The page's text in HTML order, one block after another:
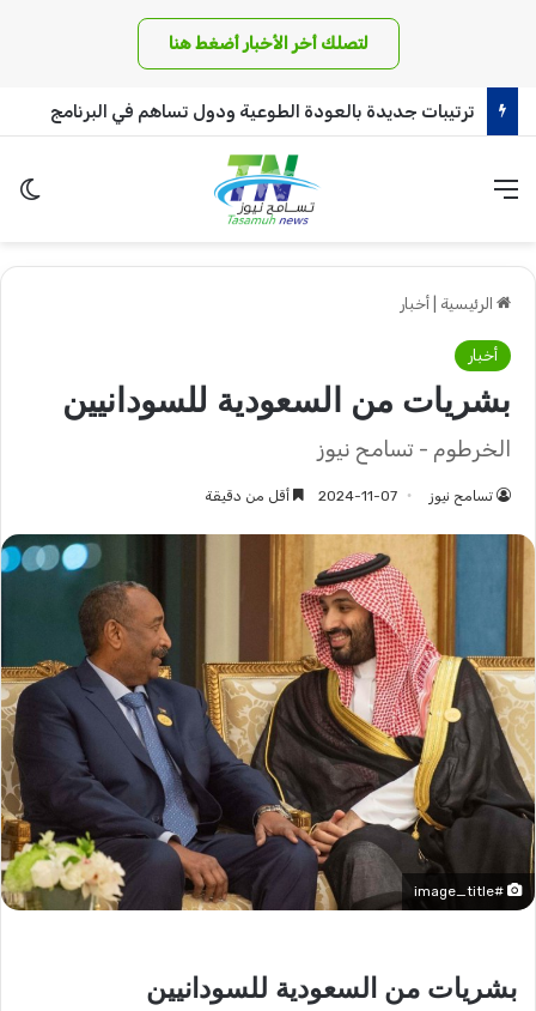
لتصلك أخر الأخبار أضغط هنا
ترتيبات جديدة بالعودة الطوعية ودول تساهم في البرنامج
القائمة
الرئيسية أخبار
أخبار
بشريات من السعودية للسودانيين
الخرطوم - تسامح نيوز
تسامح نيوز 2024-11-07 أقل من دقيقة
#image_title
بشريات من السعودية للسودانيين